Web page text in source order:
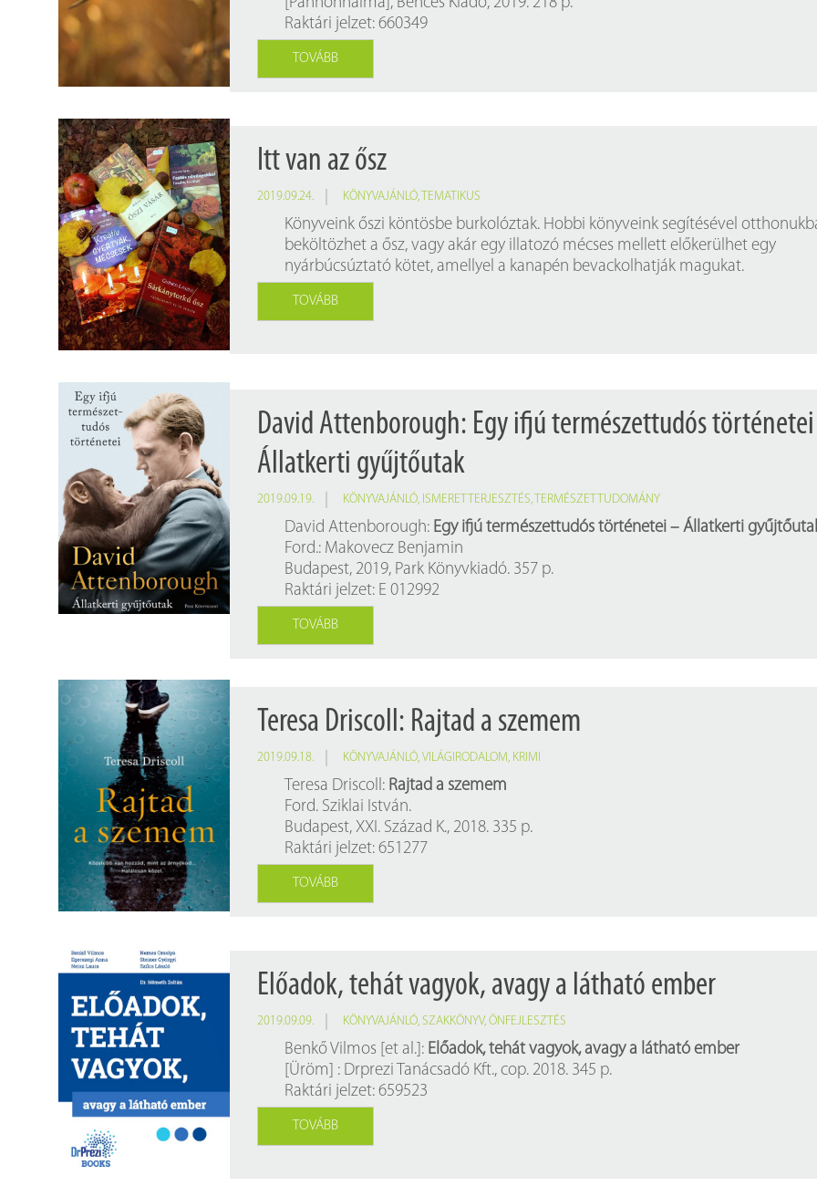
Findura Imre-díszoklevéllel kitüntetett kollégáink
Galéria
Pályázatok
Közérdekű adatok
Online katalógus
Raktári jelzet: 660349
TOVÁBB
Itt van az ősz
2019.09.24. KÖNYVAJÁNLÓ, TEMATIKUS
Könyveink őszi köntösbe burkolóztak. Hobbi könyveink segítésével
beköltözhet a ősz, vagy akár egy illatozó mécses mellett előkerülhet egy
nyárbúcsúztató kötet, amellyel a kanapén bevackolhatják magukat.
TOVÁBB
David Attenborough: Egy ifjú természettudós
Állatkerti gyűjtőutak
2019.09.19. KÖNYVAJÁNLÓ, ISMERETTERJESZTÉS, TERMÉSZETTUDOMÁNY
David Attenborough: Egy ifjú természettudós történetei – Állatkerti
Ford.: Makovecz Benjamin
Budapest, 2019, Park Könyvkiadó. 357 p.
Raktári jelzet: E 012992
TOVÁBB
Teresa Driscoll: Rajtad a szemem
2019.09.18. KÖNYVAJÁNLÓ,VILÁGIRODALOM, KRIMI
Teresa Driscoll: Rajtad a szemem
Ford. Sziklai István.
Budapest, XXI. Század K., 2018. 335 p.
Raktári jelzet: 651277
TOVÁBB
Előadok, tehát vagyok, avagy a látható ember
2019.09.09. KÖNYVAJÁNLÓ,SZAKKÖNYV,ÖNFEJLESZTÉS
Benkő Vilmos [et al.]: Előadok, tehát vagyok, avagy a látható ember
[Üröm] : Drprezi Tanácsadó Kft., cop. 2018. 345 p.
Raktári jelzet: 659523
TOVÁBB